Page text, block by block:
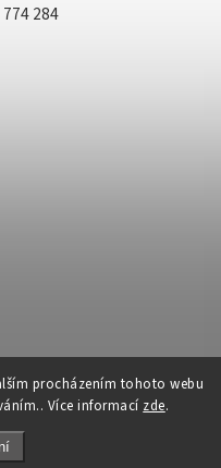
procházením tohoto webu
Více informací zde.
284